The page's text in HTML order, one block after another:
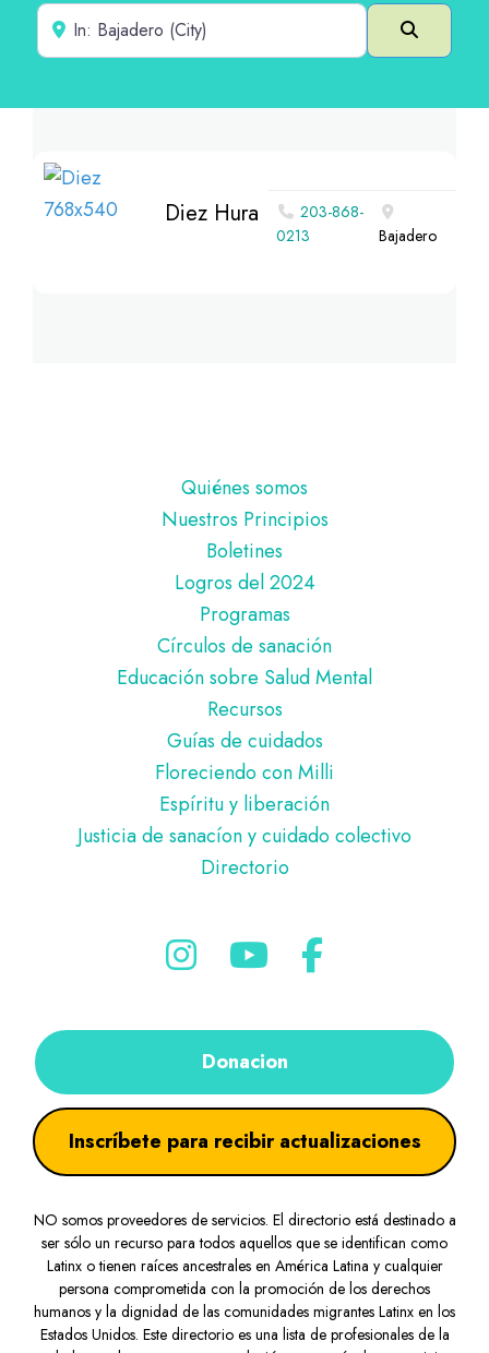
Cerca de
Buscar
Diez Hura
203-868-
0213
Bajadero
Quiénes somos
Nuestros Principios
Boletines
Logros del 2024
Programas
Círculos de sanación
Educación sobre Salud Mental
Recursos
Guías de cuidados
Floreciendo con Milli
Espíritu y liberación
Justicia de sanacíon y cuidado colectivo
Directorio
Donacion
Inscríbete para recibir actualizaciones
NO somos proveedores de servicios. El directorio está destinado a
ser sólo un recurso para todos aquellos que se identifican como
Latinx o tienen raíces ancestrales en América Latina y cualquier
persona comprometida con la promoción de los derechos
humanos y la dignidad de las comunidades migrantes Latinx en los
Estados Unidos. Este directorio es una lista de profesionales de la